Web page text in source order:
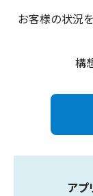
お客様の状況
構
アプ